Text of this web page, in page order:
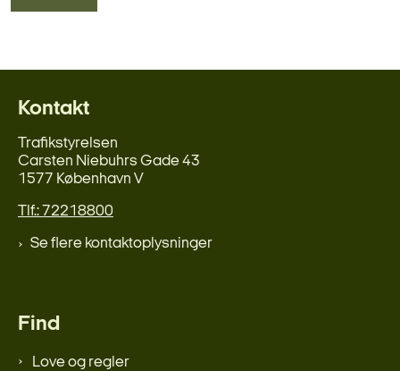
Kontakt
Trafikstyrelsen
Carsten Niebuhrs Gade 43
1577 København V
Tlf.: 72218800
Se flere kontaktoplysninger
Find
Love og regler